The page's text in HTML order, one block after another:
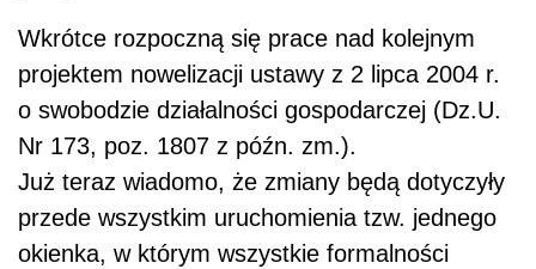
Wkrótce rozpoczną się prace nad kolejnym
projektem nowelizacji ustawy z 2 lipca 2004 r.
o swobodzie działalności gospodarczej (Dz.U.
Nr 173, poz. 1807 z późn. zm.).
Już teraz wiadomo, że zmiany będą dotyczyły
przede wszystkim uruchomienia tzw. jednego
okienka, w którym wszystkie formalności